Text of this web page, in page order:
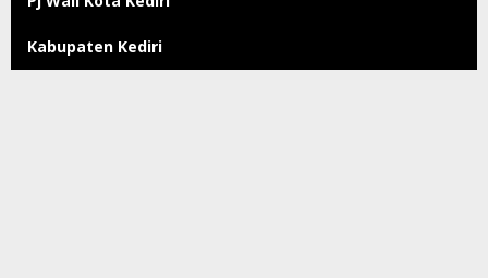
Kabupaten Kediri